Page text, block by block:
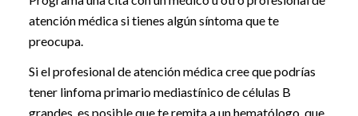
atención médica si tienes algún síntoma que te
preocupa.
Si el profesional de atención médica cree que podrías
tener linfoma primario mediastínico de células B
grandes, es posible que te remita a un hematólogo, que